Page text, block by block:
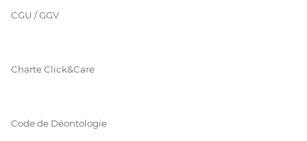
CGU / GGV
Charte Click&Care
Code de Déontologie